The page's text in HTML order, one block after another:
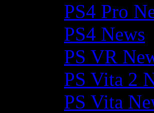
PS4 Pro
PS4 News
PS VR
PS Vita 2
PS Vita